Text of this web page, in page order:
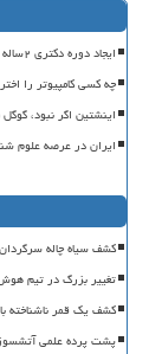
ایجاد دوره دکتری ۲ساله پژوهش محور حمایت از آزمایشگاه تحقیقاتی اساتید
چه کسی کامپیوتر را
اینشتین اگر نبود،
ایران در عرصه علوم شناختی جزو ۲۰
کشف سیاه چاله
تغییر بزرگ در تیم
کشف یک قمر ناشناخته
پشت پرده علمی